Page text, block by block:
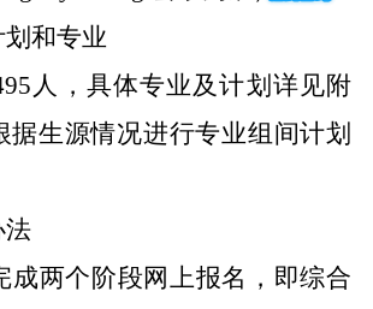
和专业
人，具体专业及计划详见附
据生源情况进行专业组间计划
两个阶段网上报名，即综合